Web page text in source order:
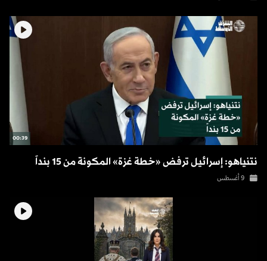
00:39
نتنياهو: إسرائيل ترفض «خطة غزة» المكونة من 15 بنداً
9 أغسطس